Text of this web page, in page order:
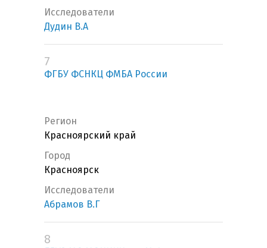
Исследователи
Дудин В.А
7
ФГБУ ФСНКЦ ФМБА России
Регион
Красноярский край
Город
Красноярск
Исследователи
Абрамов В.Г
8